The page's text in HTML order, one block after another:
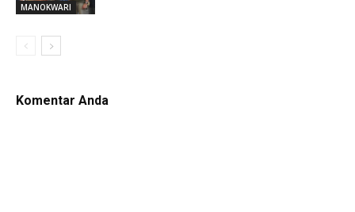
MANOKWARI
Komentar Anda